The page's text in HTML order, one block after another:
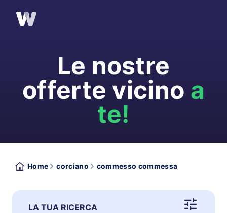
Le nostre
offerte vicino a
te!
Home corciano commesso commessa
LA TUA RICERCA